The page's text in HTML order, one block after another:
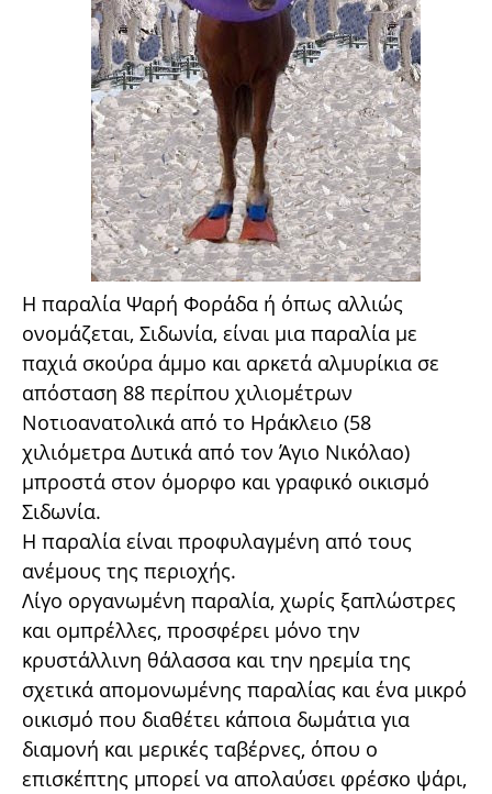
Η παραλία Ψαρή Φοράδα ή όπως αλλιώς
ονομάζεται, Σιδωνία, είναι μια παραλία με
παχιά σκούρα άμμο και αρκετά αλμυρίκια σε
απόσταση 88 περίπου χιλιομέτρων
Νοτιοανατολικά από το Ηράκλειο (58
χιλιόμετρα Δυτικά από τον Άγιο Νικόλαο)
μπροστά στον όμορφο και γραφικό οικισμό
Σιδωνία.
Η παραλία είναι προφυλαγμένη από τους
ανέμους της περιοχής.
Λίγο οργανωμένη παραλία, χωρίς ξαπλώστρες
και ομπρέλλες, προσφέρει μόνο την
κρυστάλλινη θάλασσα και την ηρεμία της
σχετικά απομονωμένης παραλίας και ένα μικρό
οικισμό που διαθέτει κάποια δωμάτια για
διαμονή και μερικές ταβέρνες, όπου ο
επισκέπτης μπορεί να απολαύσει φρέσκο ψάρι,